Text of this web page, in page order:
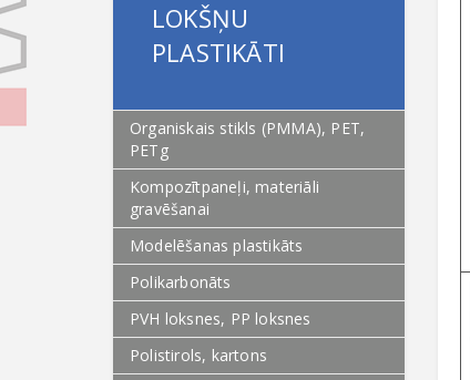
LOKŠŅU
PLASTIKĀTI
Organiskais stikls (PMMA), PET,
PETg
Kompozītpaneļi, materiāli
gravēšanai
Modelēšanas plastikāts
Polikarbonāts
PVH loksnes, PP loksnes
Polistirols, kartons